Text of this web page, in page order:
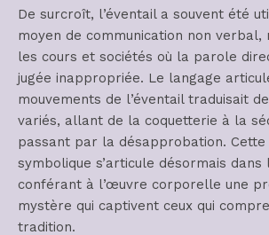
De surcroît, l’éventail a souvent été
moyen de communication non verbal,
les cours et sociétés où la parole
jugée inappropriée. Le langage
mouvements de l’éventail traduisait
variés, allant de la coquetterie à la
passant par la désapprobation. Cette
symbolique s’articule désormais dans
conférant à l’œuvre corporelle une
mystère qui captivent ceux qui
tradition.